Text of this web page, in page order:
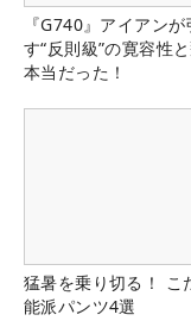
『G740』アイアンが
す“反則級”の寛容性
本当だった！
猛暑を乗り切る！ こ
能派パンツ4選